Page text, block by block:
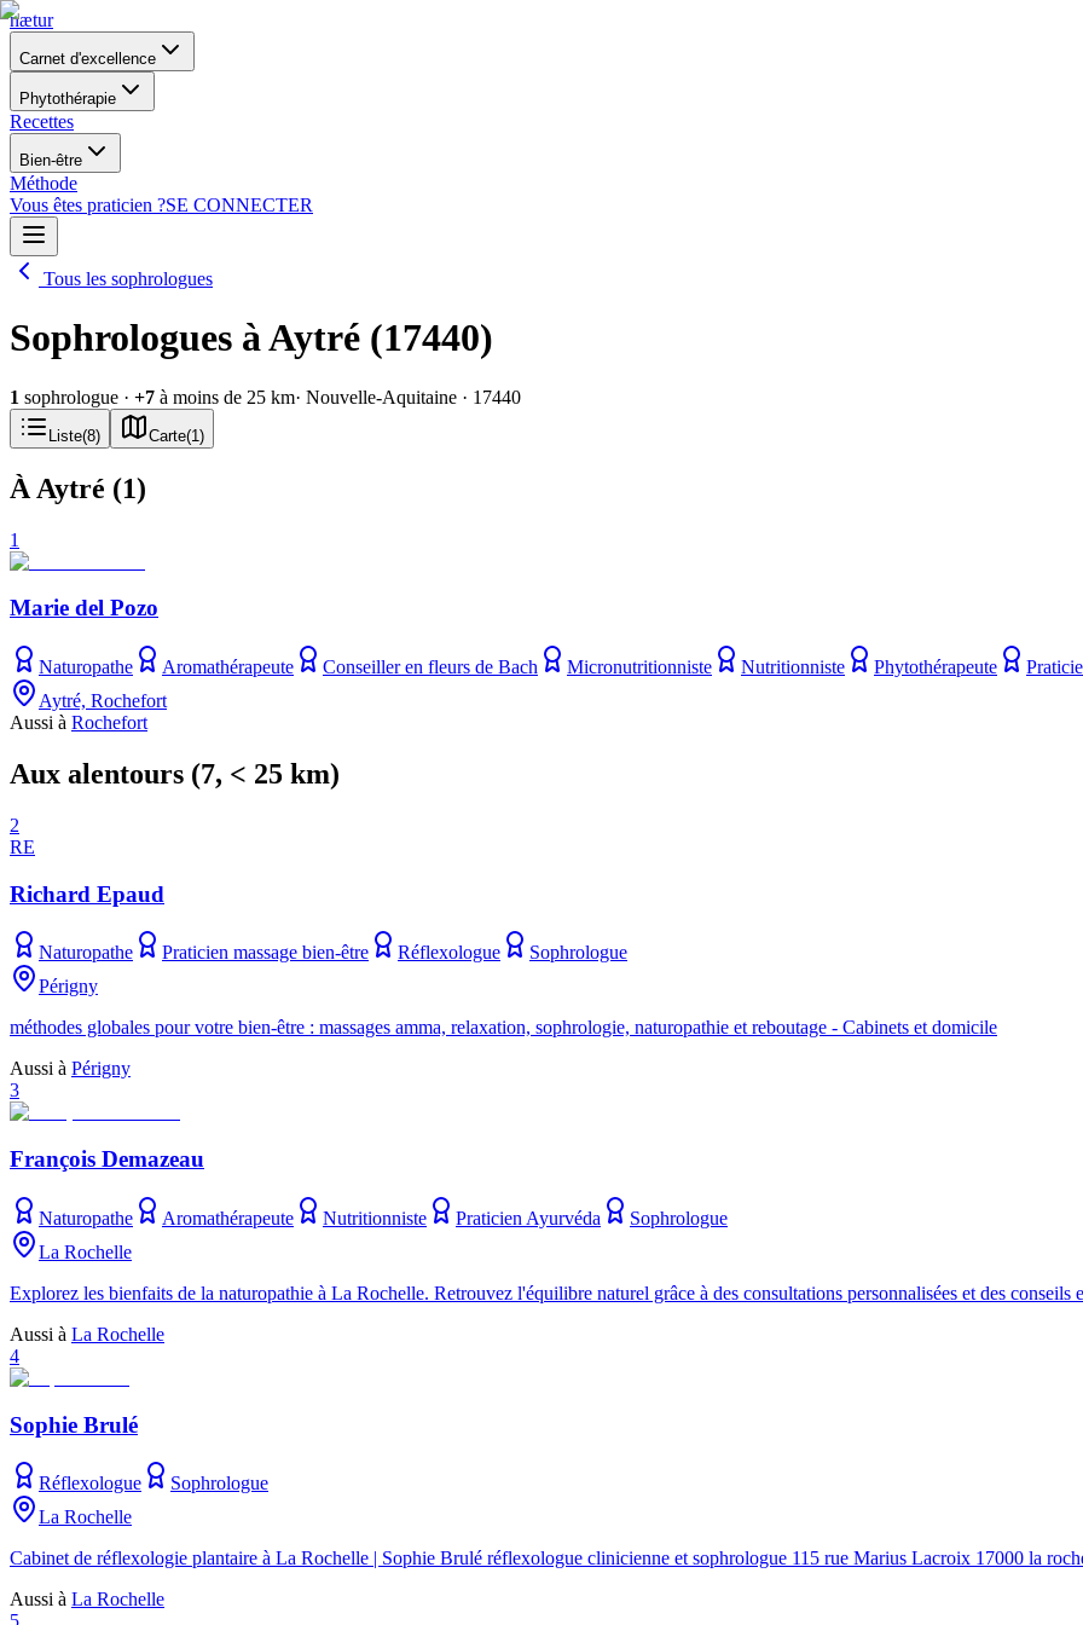
nætur
Carnet d'excellence
Phytothérapie
Recettes
Bien-être
Méthode
Vous êtes praticien ?SE CONNECTER
Tous les sophrologues
Sophrologues à Aytré (17440)
1 sophrologue · +7 à moins de 25 km· Nouvelle-Aquitaine · 17440
Liste(8) Carte(1 )
À Aytré (1)
1
Marie del Pozo
Naturopathe Aromathérapeute Conseiller en fleurs de Bach Micronutritionniste Nutritionniste Phytothérapeute
Aytré, Rochefort
Aussi à Rochefort
Aux alentours (7, < 25 km)
2
RE
Richard Epaud
Naturopathe Praticien massage bien-être Réflexologue
Sophrologue
Périgny
méthodes globales pour votre bien-être : massages amma, relaxation, sophrologie, naturopathie et reboutage - Cabinets et domicile
Aussi à Périgny
3
François Demazeau
Naturopathe Aromathérapeute Nutritionniste Praticien Ayurvéda
Sophrologue
La Rochelle
Explorez les bienfaits de la naturopathie à La Rochelle. Retrouvez l'équilibre naturel grâce à des consultations personnalisées et des conseils
Aussi à La Rochelle
4
Sophie Brulé
Réflexologue
Sophrologue
La Rochelle
Cabinet de réflexologie plantaire à La Rochelle | Sophie Brulé réflexologue clinicienne et sophrologue 115 rue Marius Lacroix 17000 la
Aussi à La Rochelle